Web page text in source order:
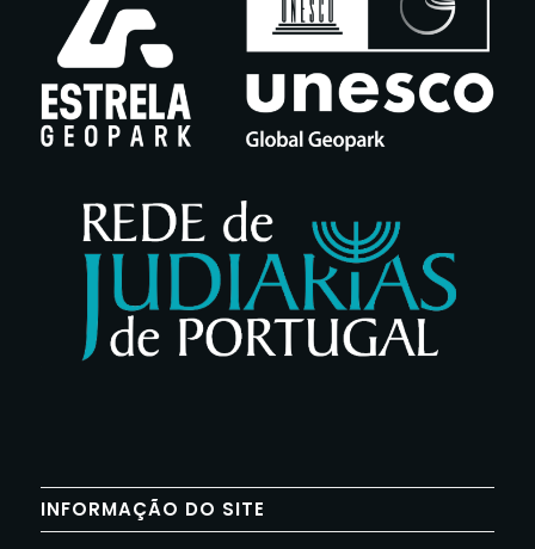
INFORMAÇÃO DO SITE